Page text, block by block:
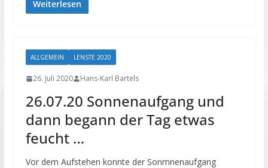
Weiterlesen
ALLGEMEIN LENSTE 2020
26. Juli 2020 Hans-Karl Bartels
26.07.20 Sonnenaufgang und
dann begann der Tag etwas
feucht …
Vor dem Aufstehen konnte der Sonmnenaufgang